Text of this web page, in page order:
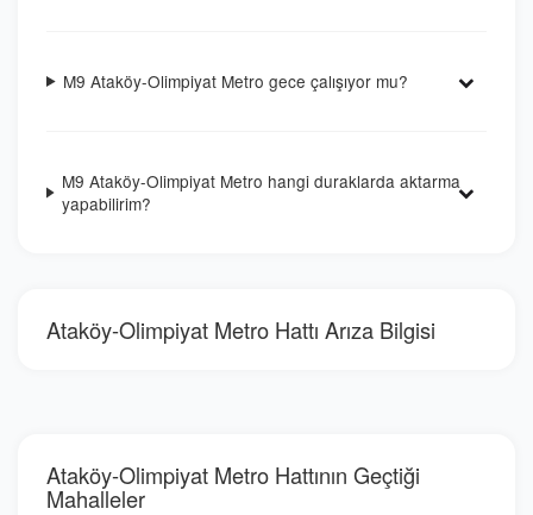
M9 Ataköy-Olimpiyat Metro gece çalışıyor mu?
M9 Ataköy-Olimpiyat Metro hangi duraklarda aktarma
yapabilirim?
Ataköy-Olimpiyat Metro Hattı Arıza Bilgisi
Ataköy-Olimpiyat Metro Hattının Geçtiği
Mahalleler